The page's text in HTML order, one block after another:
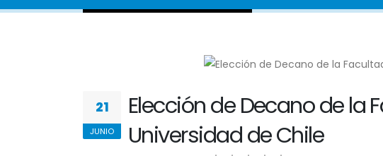
21
JUNIO
Elección de Decano de la
Universidad de Chile